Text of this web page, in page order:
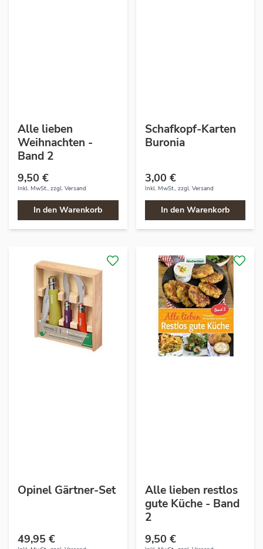
Alle lieben
Weihnachten -
Band 2
9,50 €
Inkl. MwSt., zzgl. Versand
In den Warenkorb
Schafkopf-Karten
Buronia
3,00 €
Inkl. MwSt., zzgl. Versand
In den Warenkorb
Opinel Gärtner-Set
49,95 €
Alle lieben restlos
gute Küche - Band
2
9,50 €